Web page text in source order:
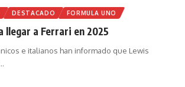
DESTACADO FORMULA UNO
llegar a Ferrari en 2025
e italianos han informado que Lewis
…